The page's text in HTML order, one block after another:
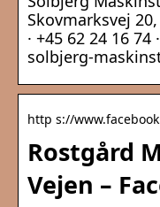
Skovmarksvej
· +45 62 24 16
solbjerg-
http s://
Rostgård
Vejen –